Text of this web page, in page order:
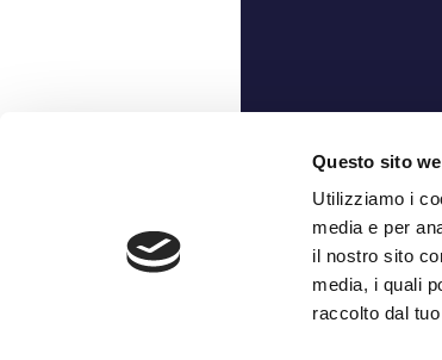
Questo sito
Utilizziamo i
media e per
il nostro sito
media, i quali
raccolto dal